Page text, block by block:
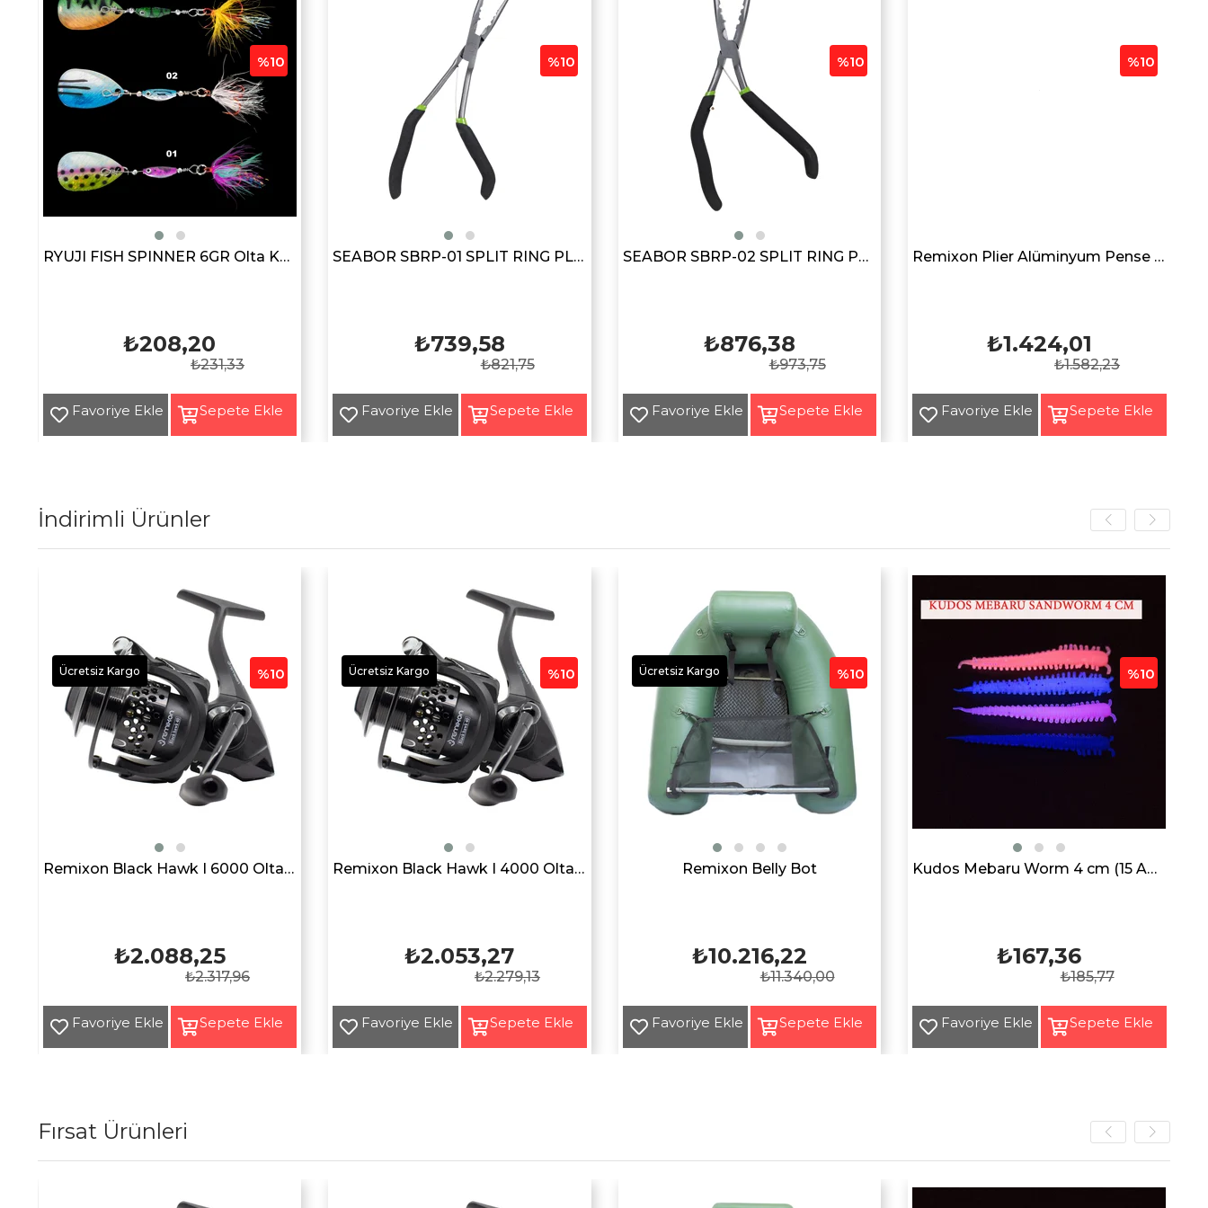
RYUJI FISH SPINNER 6GR Olta Kaşığı
₺208,20
₺231,33
%10
Yeni
Ürün
SEABOR SBRP-01 SPLIT RING PLIERS
₺739,58
₺821,75
%10
Yeni
Ürün
SEABOR SBRP-02 SPLIT RING PLIERS
₺876,38
₺973,75
%10
Yeni
Ürün
Remixon Plier Alüminyum Pense FPA-001 Siyah
₺1.424,01
₺1.582,23
%10
Yeni
Ürün
İndirimli Ürünler
Remixon Black Hawk I 6000 Olta Makarası
₺2.088,25
₺2.317,96
%10
Ücretsiz Kargo
Remixon Black Hawk I 4000 Olta Makarası
₺2.053,27
₺2.279,13
%10
Ücretsiz Kargo
Remixon Belly Bot
₺10.216,22
₺11.340,00
%10
Ücretsiz Kargo
Kudos Mebaru Worm 4 cm (15 Adet)
₺167,36
₺185,77
%10
Fırsat Ürünleri